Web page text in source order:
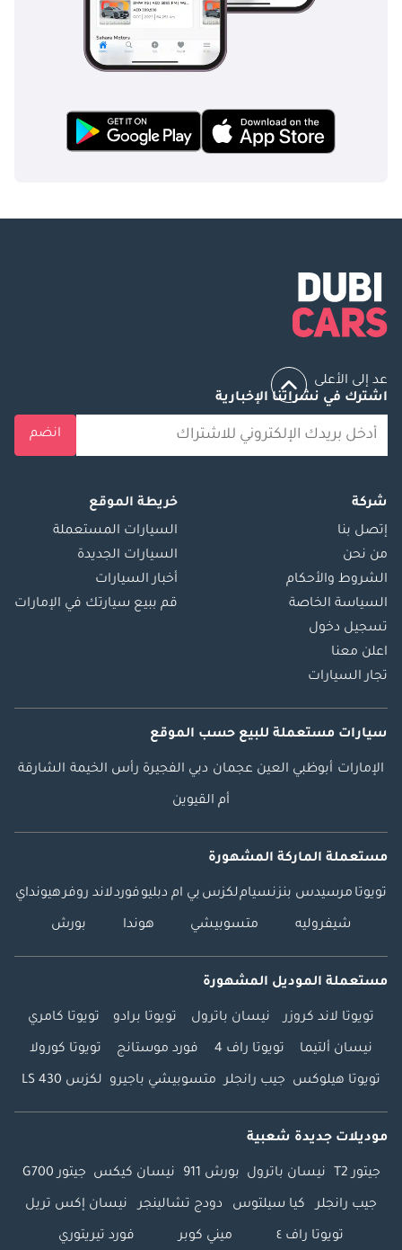
عد إلى الأعلى
اشترك في نشراتنا الإخبارية
انضم
شركة
إتصل بنا
من نحن
الشروط والأحكام
السياسة الخاصة
تسجيل دخول
اعلن معنا
تجار السيارات
خريطة الموقع
السيارات المستعملة
السيارات الجديدة
أخبار السيارات
قم ببيع سيارتك في الإمارات
سيارات مستعملة للبيع حسب الموقع
الإمارات أبوظبي العين عجمان دبي الفجيرة رأس الخيمة الشارقة
أم القيوين
مستعملة الماركة المشهورة
تويوتا مرسيدس بنزنسياملكزس بي ام دبليوفوردلاند روفرهيونداي
شيفروليه متسوبيشي هوندا بورش
مستعملة الموديل المشهورة
تويوتا لاند كروزر نيسان باترول تويوتا برادو تويوتا كامري
نيسان ألتيما تويوتا راف 4 فورد موستانج تويوتا كورولا
تويوتا هيلوكس جيب رانجلر متسوبيشي باجيرو لكزس LS 430
موديلات جديدة شعبية
جيتور T2 نيسان باترول بورش 911 نيسان كيكس جيتور G700
جيب رانجلر كيا سيلتوس دودج تشالينجر نيسان إكس تريل
تويوتا راف ٤ ميني كوبر فورد تيريتوري